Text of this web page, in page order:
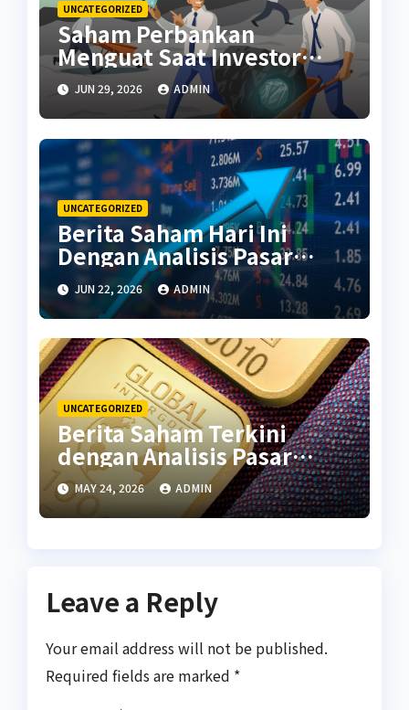
UNCATEGORIZED
Saham Perbankan
Menguat Saat Investor
Kembali Aktif
JUN 29, 2026 ADMIN
UNCATEGORIZED
Berita Saham Hari Ini
Dengan Analisis Pasar
Terbaru
JUN 22, 2026 ADMIN
UNCATEGORIZED
Berita Saham Terkini
dengan Analisis Pasar
Global
MAY 24, 2026 ADMIN
Leave a Reply
Your email address will not be published.
Required fields are marked *